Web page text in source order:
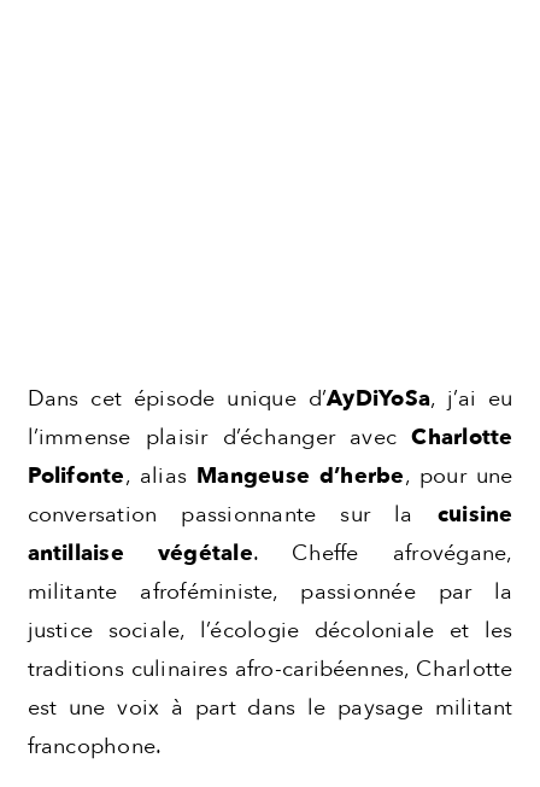
Dans cet épisode unique d’AyDiYoSa, j’ai eu
l’immense plaisir d’échanger avecCharlotte
Polifonte, alias Mangeuse d’herbe, pour une
conversation passionnante sur la cuisine
antillaise végétale. Cheffe afrovégane,
militante afroféministe, passionnée par la
justice sociale, l’écologie décoloniale et les
traditions culinaires afro-caribéennes, Charlotte
est une voix à part dans le paysage militant
francophone.